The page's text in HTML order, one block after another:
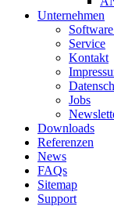
Unternehmen
Service
Kontakt
Jobs
Downloads
Referenzen
News
FAQs
Sitemap
Support